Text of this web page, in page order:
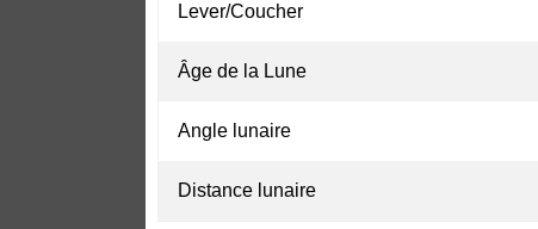
Lever/Coucher
Âge de la Lune
Angle lunaire
Distance lunaire